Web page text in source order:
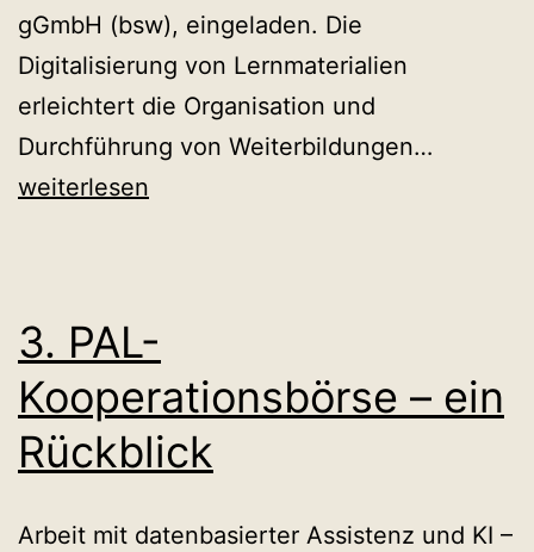
gGmbH (bsw), eingeladen. Die
Digitalisierung von Lernmaterialien
erleichtert die Organisation und
Durchführung von Weiterbildungen…
weiterlesen
3. PAL-
Kooperationsbörse – ein
Rückblick
Arbeit mit datenbasierter Assistenz und KI –